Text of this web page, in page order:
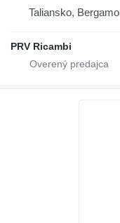
Taliansko, Bergamo
PRV Ricambi